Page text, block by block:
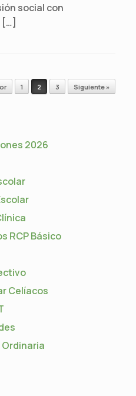
social con
[…]
1 2 3 Siguiente »
2026
RCP Básico
Celíacos